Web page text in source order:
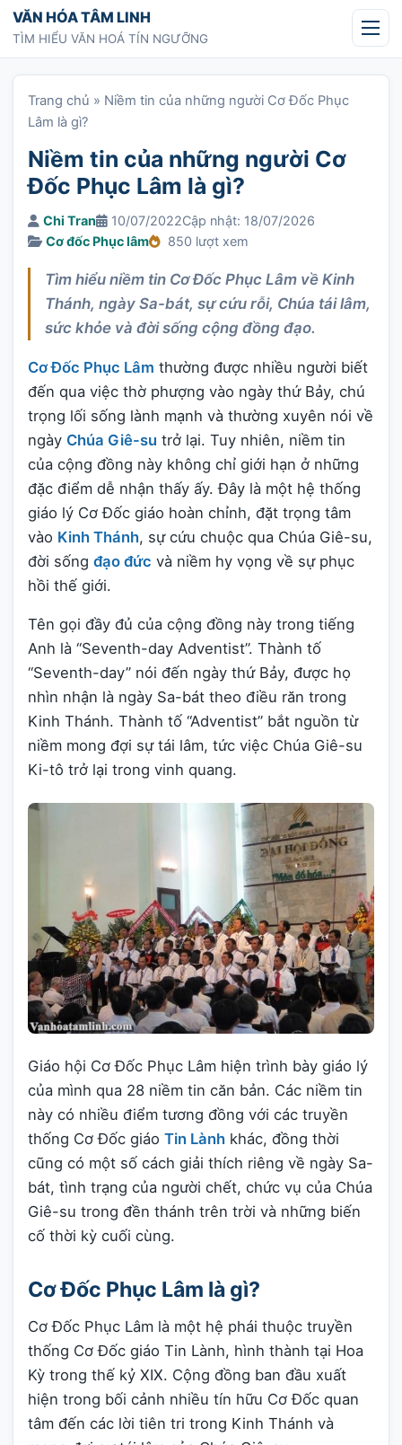
Chuyển tới nội dung
VĂN HÓA TÂM LINH
TÌM HIỂU VĂN HOÁ TÍN NGƯỠNG
Trang chủ » Niềm tin của những người Cơ Đốc Phục
Lâm là gì?
Niềm tin của những người Cơ
Đốc Phục Lâm là gì?
Chi Tran 10/07/2022Cập nhật: 18/07/2026
Cơ đốc Phục lâm
850 lượt xem
Tìm hiểu niềm tin Cơ Đốc Phục Lâm về Kinh
Thánh, ngày Sa-bát, sự cứu rỗi, Chúa tái lâm,
sức khỏe và đời sống cộng đồng đạo.
Cơ Đốc Phục Lâm thường được nhiều người biết
đến qua việc thờ phượng vào ngày thứ Bảy, chú
trọng lối sống lành mạnh và thường xuyên nói về
ngày Chúa Giê-su trở lại. Tuy nhiên, niềm tin
của cộng đồng này không chỉ giới hạn ở những
đặc điểm dễ nhận thấy ấy. Đây là một hệ thống
giáo lý Cơ Đốc giáo hoàn chỉnh, đặt trọng tâm
vào Kinh Thánh, sự cứu chuộc qua Chúa Giê-su,
đời sống đạo đức và niềm hy vọng về sự phục
hồi thế giới.
Tên gọi đầy đủ của cộng đồng này trong tiếng
Anh là “Seventh-day Adventist”. Thành tố
“Seventh-day” nói đến ngày thứ Bảy, được họ
nhìn nhận là ngày Sa-bát theo điều răn trong
Kinh Thánh. Thành tố “Adventist” bắt nguồn từ
niềm mong đợi sự tái lâm, tức việc Chúa Giê-su
Ki-tô trở lại trong vinh quang.
Giáo hội Cơ Đốc Phục Lâm hiện trình bày giáo lý
của mình qua 28 niềm tin căn bản. Các niềm tin
này có nhiều điểm tương đồng với các truyền
thống Cơ Đốc giáo Tin Lành khác, đồng thời
cũng có một số cách giải thích riêng về ngày Sa-
bát, tình trạng của người chết, chức vụ của Chúa
Giê-su trong đền thánh trên trời và những biến
cố thời kỳ cuối cùng.
Cơ Đốc Phục Lâm là gì?
Cơ Đốc Phục Lâm là một hệ phái thuộc truyền
thống Cơ Đốc giáo Tin Lành, hình thành tại Hoa
Kỳ trong thế kỷ XIX. Cộng đồng ban đầu xuất
hiện trong bối cảnh nhiều tín hữu Cơ Đốc quan
tâm đến các lời tiên tri trong Kinh Thánh và